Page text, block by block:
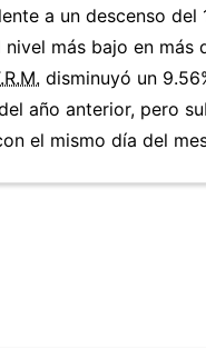
a un descenso del
más bajo en más
disminuyó un
año anterior, pero
el mismo día del